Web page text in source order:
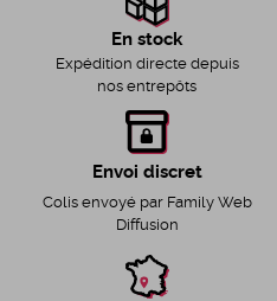
En stock
Expédition directe depuis
nos entrepôts
Envoi discret
Colis envoyé par Family Web
Diffusion